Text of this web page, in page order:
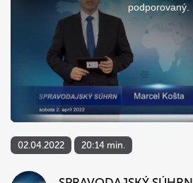
podporovaný.
02.04.2022 20:14 min.